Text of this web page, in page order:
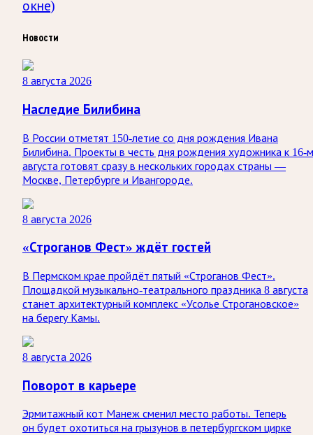
окне)
Новости
8 августа 2026
Наследие Билибина
В России отметят 150-летие со дня рождения Ивана
Билибина. Проекты в честь дня рождения художника к 16-
августа готовят сразу в нескольких городах страны —
Москве, Петербурге и Ивангороде.
8 августа 2026
«Строганов Фест» ждёт гостей
В Пермском крае пройдёт пятый «Строганов Фест».
Площадкой музыкально-театрального праздника 8 августа
станет архитектурный комплекс «Усолье Строгановское»
на берегу Камы.
8 августа 2026
Поворот в карьере
Эрмитажный кот Манеж сменил место работы. Теперь
он будет охотиться на грызунов в петербургском цирке